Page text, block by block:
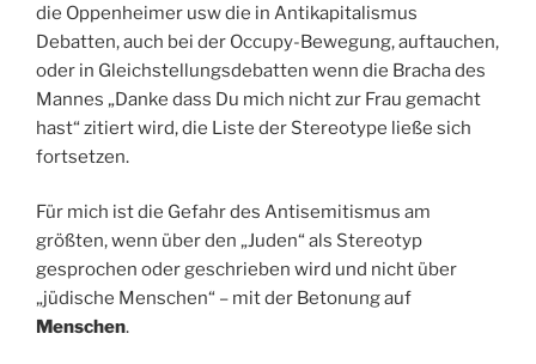
die Oppenheimer usw die in Antikapitalismus
Debatten, auch bei der Occupy-Bewegung, auftauchen,
oder in Gleichstellungsdebatten wenn die Bracha des
Mannes „Danke dass Du mich nicht zur Frau gemacht
hast“ zitiert wird, die Liste der Stereotype ließe sich
fortsetzen.
Für mich ist die Gefahr des Antisemitismus am
größten, wenn über den „Juden“ als Stereotyp
gesprochen oder geschrieben wird und nicht über
„jüdische Menschen“ – mit der Betonung auf
Menschen.